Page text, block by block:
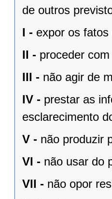
de outros
I - expor os
II - proceder
III - não agir de
IV - prestar as
esclarecimento
V - não produzir
VI - não usar do
VII - não opor